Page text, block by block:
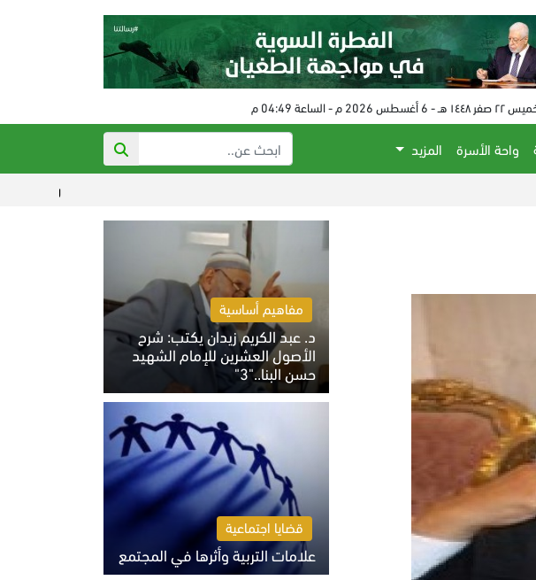
هـ - 6 أغسطس 2026 م - الساعة 04:49 م
واحة الأسرة
المزيد
رفع عقوبات عن إيران..
مفاهيم أساسية
د. عبد الكريم زيدان يكتب: شرح
الأصول العشرين للإمام الشهيد
حسن البنا.."3"
الثلاثاء 4 أغسطس 2026 01:04 م
قضايا اجتماعية
علامات التربية وأثرها في المجتمع